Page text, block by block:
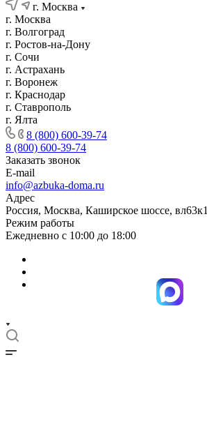
г. Москва
г. Москва
г. Волгоград
г. Ростов-на-Дону
г. Сочи
г. Астрахань
г. Воронеж
г. Краснодар
г. Ставрополь
г. Ялта
8 (800) 600-39-74
8 (800) 600-39-74
Заказать звонок
E-mail
info@azbuka-doma.ru
Адрес
Россия, Москва, Каширское шоссе, вл63к1
Режим работы
Ежедневно с 10:00 до 18:00